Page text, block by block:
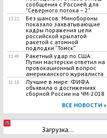
сообщения с Россией для
"Северного потока – 2"
13:22
Без шансов: Минобороны
показало захватывающие
кадры поражения цели
российской крылатой
ракетой с атомной
подлодки “Томск”
11:49
Ракетный удар по США:
Путин мастерски ответил на
провокационный вопрос
американского журналиста
16:18
Лучшие в мире: ФИФА
объявила о достижениях
сборной России на ЧМ-2018
ВСЕ НОВОСТИ »
Загрузка...